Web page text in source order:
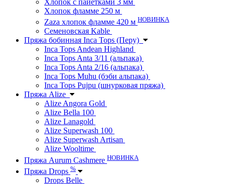
Хлопок с пайетками 3 мм
Хлопок фламме 250 м
Zaza хлопок фламме 420 м НОВИНКА
Семеновская Kable
Пряжа бобинная Inca Tops (Перу)
Inca Tops Andean Highland
Inca Tops Anta 3/11 (альпака)
Inca Tops Anta 2/16 (альпака)
Inca Tops Muhu (бэби альпака)
Inca Tops Pujpu (шнурковая пряжа)
Пряжа Alize
Alize Angora Gold
Alize Bella 100
Alize Lanagold
Alize Superwash 100
Alize Superwash Artisan
Alize Wooltime
Пряжа Aurum Cashmere НОВИНКА
Пряжа Drops %
Drops Belle